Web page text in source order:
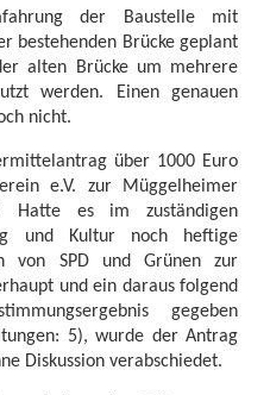
der Baustelle mit
bestehenden Brücke geplant
alten Brücke um mehrere
werden. Einen genauen
nicht.
über 1000 Euro
e.V. zur Müggelheimer
Hatte es im zuständigen
und Kultur noch heftige
von SPD und Grünen zur
und ein daraus folgend
gegeben
5), wurde der Antrag
Diskussion verabschiedet.